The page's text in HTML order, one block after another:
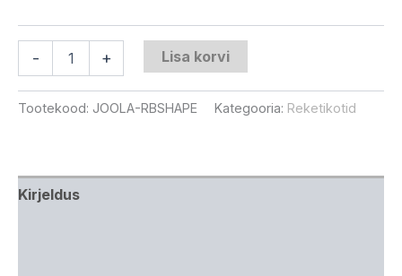
- + Lisa korvi
Tootekood: JOOLA-RBSHAPE Kategooria: Reketikotid
Kirjeldus